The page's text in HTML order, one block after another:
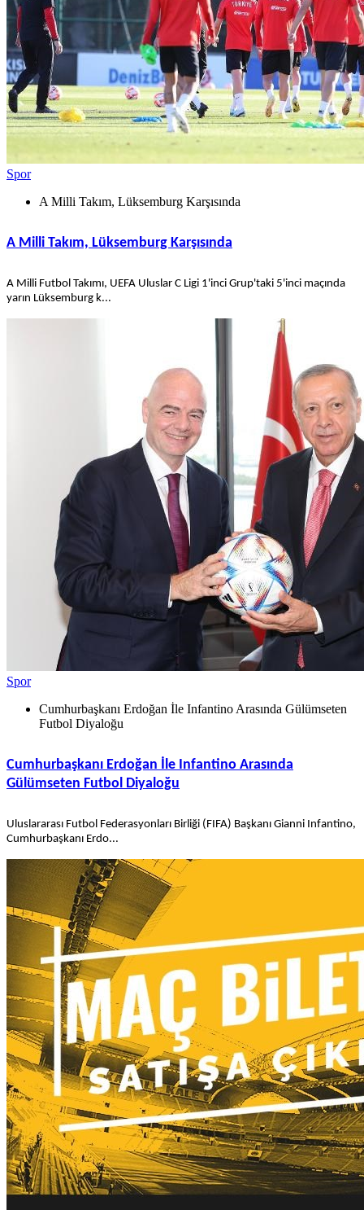
Spor
A Milli Takım, Lüksemburg Karşısında
A Milli Takım, Lüksemburg Karşısında
A Milli Futbol Takımı, UEFA Uluslar C Ligi 1'inci Grup'taki 5'inci maçında
yarın Lüksemburg k...
Spor
Cumhurbaşkanı Erdoğan İle Infantino Arasında Gülümseten
Futbol Diyaloğu
Cumhurbaşkanı Erdoğan İle Infantino Arasında
Gülümseten Futbol Diyaloğu
Uluslararası Futbol Federasyonları Birliği (FIFA) Başkanı Gianni Infantino,
Cumhurbaşkanı Erdo...